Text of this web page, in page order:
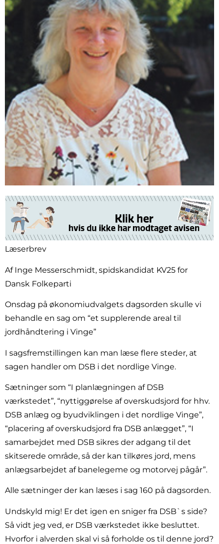
Læserbrev
Af Inge Messerschmidt, spidskandidat KV25 for
Dansk Folkeparti
Onsdag på økonomiudvalgets dagsorden skulle vi
behandle en sag om “et supplerende areal til
jordhåndtering i Vinge”
I sagsfremstillingen kan man læse flere steder, at
sagen handler om DSB i det nordlige Vinge.
Sætninger som “I planlægningen af DSB
værkstedet”, “nyttiggørelse af overskudsjord for hhv.
DSB anlæg og byudviklingen i det nordlige Vinge”,
“placering af overskudsjord fra DSB anlægget”, “I
samarbejdet med DSB sikres der adgang til det
skitserede område, så der kan tilkøres jord, mens
anlægsarbejdet af banelegeme og motorvej pågår”.
Alle sætninger der kan læses i sag 160 på dagsorden.
Undskyld mig! Er det igen en sniger fra DSB`s side?
Så vidt jeg ved, er DSB værkstedet ikke besluttet.
Hvorfor i alverden skal vi så forholde os til denne jord?